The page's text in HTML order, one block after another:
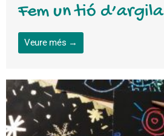
Fem un tió d’argila
Veure més →